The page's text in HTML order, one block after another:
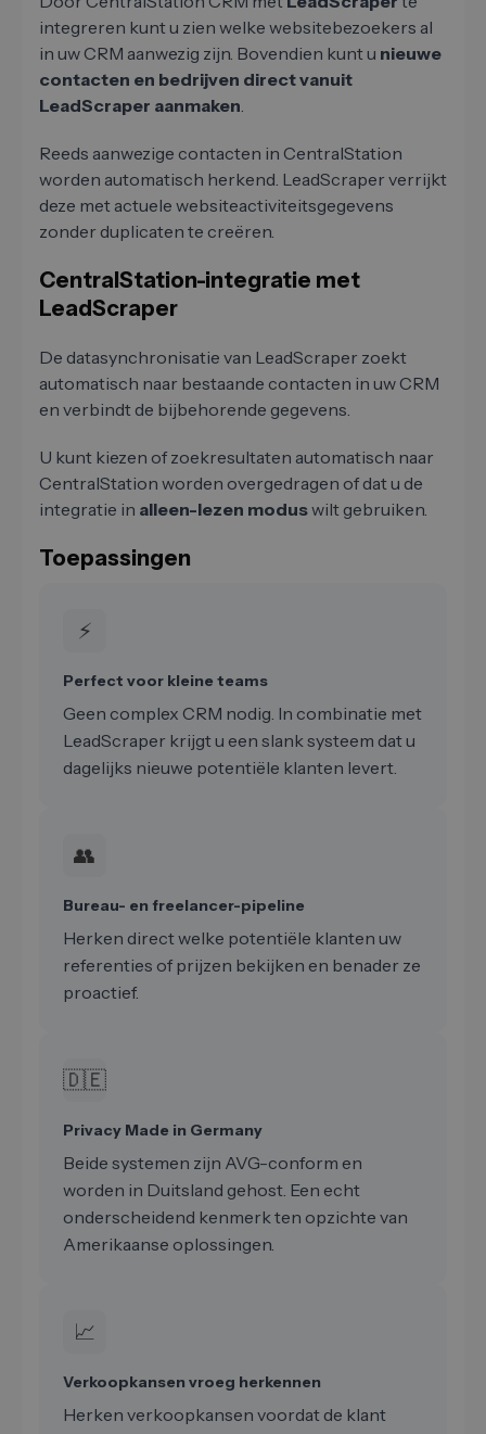
integreren kunt u zien welke websitebezoekers al
in uw CRM aanwezig zijn. Bovendien kunt u nieuwe
contacten en bedrijven direct vanuit
LeadScraper aanmaken.
Reeds aanwezige contacten in CentralStation
worden automatisch herkend. LeadScraper verrijkt
deze met actuele websiteactiviteitsgegevens
zonder duplicaten te creëren.
CentralStation-integratie met
LeadScraper
De datasynchronisatie van LeadScraper zoekt
automatisch naar bestaande contacten in uw CRM
en verbindt de bijbehorende gegevens.
U kunt kiezen of zoekresultaten automatisch naar
CentralStation worden overgedragen of dat u de
integratie in alleen-lezen moduswilt gebruiken.
Toepassingen
⚡
Perfect voor kleine teams
Geen complex CRM nodig. In combinatie met
LeadScraper krijgt u een slank systeem dat u
dagelijks nieuwe potentiële klanten levert.
👥
Bureau- en freelancer-pipeline
Herken direct welke potentiële klanten uw
referenties of prijzen bekijken en benader ze
proactief.
🇩🇪
Privacy Made in Germany
Beide systemen zijn AVG-conform en
worden in Duitsland gehost. Een echt
onderscheidend kenmerk ten opzichte van
Amerikaanse oplossingen.
📈
Verkoopkansen vroeg herkennen
Herken verkoopkansen voordat de klant